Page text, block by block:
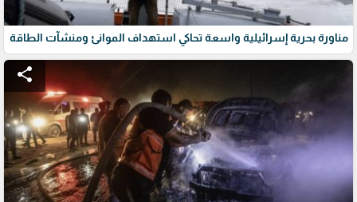
مناورة بحرية إسرائيلية واسعة تحاكي استهداف الموانئ ومنشآت الطاقة
share